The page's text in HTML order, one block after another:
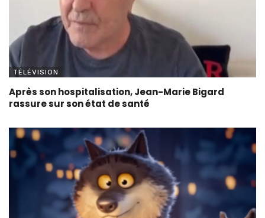
TÉLÉVISION
Après son hospitalisation, Jean-Marie Bigard
rassure sur son état de santé